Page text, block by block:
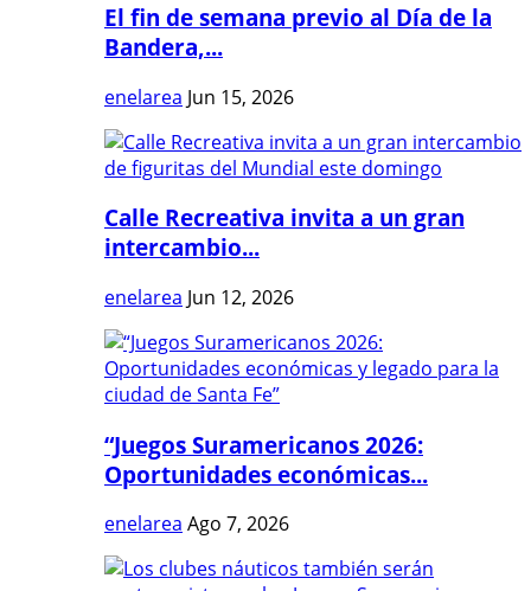
El fin de semana previo al Día de la
Bandera,...
enelarea Jun 15, 2026
Calle Recreativa invita a un gran
intercambio...
enelarea Jun 12, 2026
“Juegos Suramericanos 2026:
Oportunidades económicas...
enelarea Ago 7, 2026